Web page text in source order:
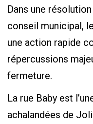
Dans une
conseil municipal,
une action rapide
répercussions
fermeture.
La rue Baby est
achalandées de